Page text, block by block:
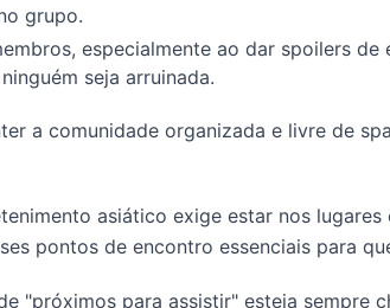
grupo.
especialmente ao dar spoilers de
seja arruinada.
a comunidade organizada e livre de
asiático exige estar nos
pontos de encontro essenciais para
"próximos para assistir" esteja sempre